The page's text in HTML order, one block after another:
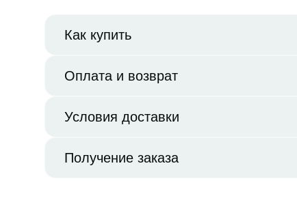
Как купить
Оплата и возврат
Условия доставки
Получение заказа